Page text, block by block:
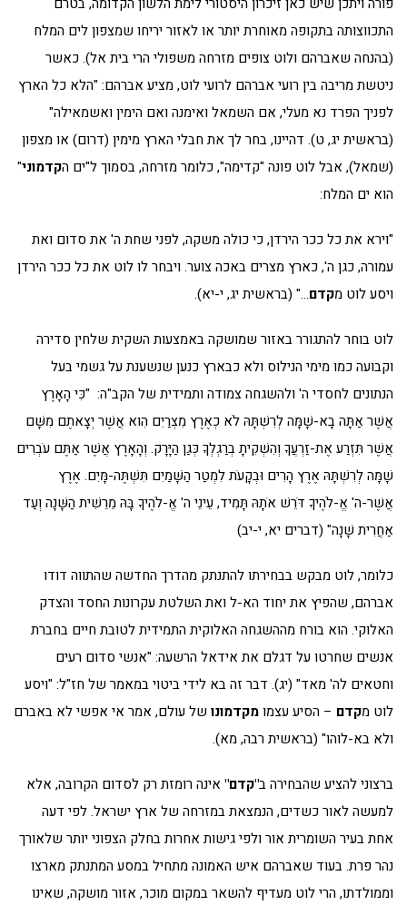
התכווצותה בתקופה מאוחרת יותר או לאזור יריחו שמצפון לים המלח
(בהנחה שאברהם ולוט צופים מזרחה משפולי הרי בית אל). כאשר
ניטשת מריבה בין רועי אברהם לרועי לוט, מציע אברהם: "הלא כל הארץ
לפניך הפרד נא מעלי, אם השמאל ואימנה ואם הימין ואשמאילה"
(בראשית יג, ט). דהיינו, בחר לך את חבלי הארץ מימין (דרום) או מצפון
(שמאל), אבל לוט פונה "קדימה", כלומר מזרחה, בסמוך ל"ים הקדמוני"
הוא ים המלח:
"וירא את כל ככר הירדן, כי כולה משקה, לפני שחת ה' את סדום ואת
עמורה, כגן ה', כארץ מצרים באכה צוער. ויבחר לו לוט את כל ככר הירדן
ויסע לוט מקדם…" (בראשית יג, י-יא).
לוט בוחר להתגורר באזור שמושקה באמצעות השקית שלחין סדירה
וקבועה כמו מימי הנילוס ולא כבארץ כנען שנשענת על גשמי בעל
הנתונים לחסדי ה' ולהשגחה צמודה ותמידית של הקב"ה: "כִּי הָאָרֶץ
אֲשֶׁר אַתָּה בָא-שָׁמָּה לְרִשְׁתָּהּ לֹא כְאֶרֶץ מִצְרַיִם הִוא אֲשֶׁר יְצָאתֶם מִשָּׁם
אֲשֶׁר תִּזְרַע אֶת-זַרְעֲךָ וְהִשְׁקִיתָ בְרַגְלְךָ כְּגַן הַיָּרָק. וְהָאָרֶץ אֲשֶׁר אַתֶּם עֹבְרִים
שָׁמָּה לְרִשְׁתָּהּ אֶרֶץ הָרִים וּבְקָעֹת לִמְטַר הַשָּׁמַיִם תִּשְׁתֶּה-מָּיִם. אֶרֶץ
אֲשֶׁר-ה' אֱ-לֹהֶיךָ דֹּרֵשׁ אֹתָהּ תָּמִיד, עֵינֵי ה' אֱ-לֹהֶיךָ בָּהּ מֵרֵשִׁית הַשָּׁנָה וְעַד
אַחֲרִית שָׁנָה" (דברים יא, י-יב)
כלומר, לוט מבקש בבחירתו להתנתק מהדרך החדשה שהתווה דודו
אברהם, שהפיץ את יחוד הא-ל ואת השלטת עקרונות החסד והצדק
האלוקי. הוא בורח מההשגחה האלוקית התמידית לטובת חיים בחברת
אנשים שחרטו על דגלם את אידאל הרשעה: "אנשי סדום רעים
וחטאים לה' מאד" (יג). דבר זה בא לידי ביטוי במאמר של חז"ל: "ויסע
לוט מקדם – הסיע עצמומקדמונו של עולם, אמר אי אפשי לא באברם
ולא בא-לוהו" (בראשית רבה, מא).
ברצוני להציע שהבחירה ב"קדם" אינה רומזת רק לסדום הקרובה, אלא
למעשה לאור כשדים, הנמצאת במזרחה של ארץ ישראל. לפי דעה
אחת בעיר השומרית אור ולפי גישות אחרות בחלק הצפוני יותר שלאורך
נהר פרת. בעוד שאברהם איש האמונה מתחיל במסע המתנתק מארצו
וממולדתו, הרי לוט מעדיף להשאר במקום מוכר, אזור מושקה, שאינו